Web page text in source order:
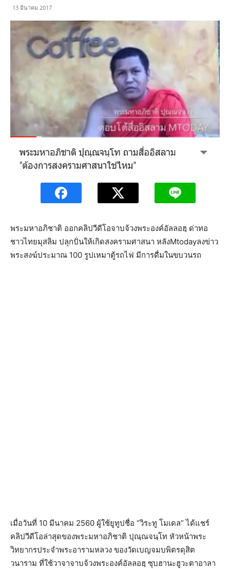
13 มีนาคม 2017
พระมหาอภิชาติ ออกคลิปวีดีโอจาบจ้วงพระองค์อัลลอฮฺ ด่าทอ
ชาวไทยมุสลิม ปลุกปั่นให้เกิดสงครามศาสนา หลังMtodayลงข่าว
พระสงฆ์ประมาณ 100 รูปเหมาตู้รถไฟ มีการดื่มในขบวนรถ
เมื่อวันที่ 10 มีนาคม 2560 ผู้ใช้ยูทูปชื่อ “วิระทู โมเดล” ได้แชร์
คลิปวีดีโอล่าสุดของพระมหาอภิชาติ ปุณฺณจนฺโท หัวหน้าพระ
วิทยากรประจำพระอารามหลวง ของวัดเบญจมบพิตรดุสิต
วนาราม ที่ใช้วาจาจาบจ้วงพระองค์อัลลอฮฺ ซุบฮานะฮูวะตาอาลา